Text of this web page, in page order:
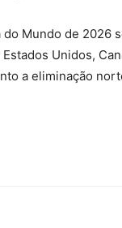
do Mundo de 2026
Unidos,
a eliminação